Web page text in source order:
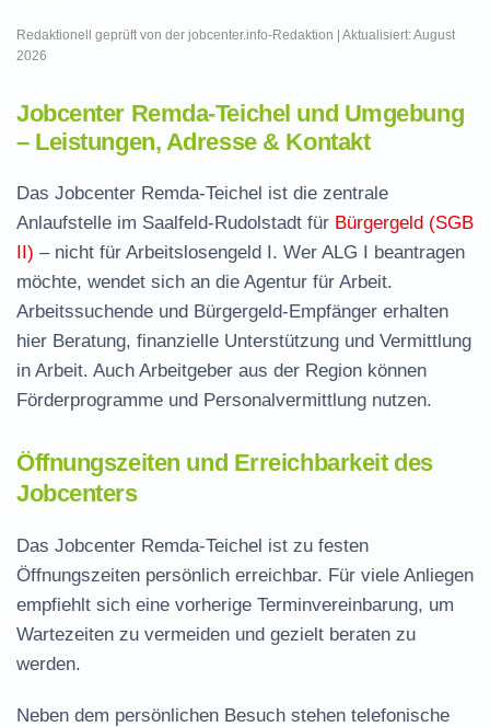
Redaktionell geprüft von der jobcenter.info-Redaktion | Aktualisiert: August
2026
Jobcenter Remda-Teichel und Umgebung
– Leistungen, Adresse & Kontakt
Das Jobcenter Remda-Teichel ist die zentrale
Anlaufstelle im Saalfeld-Rudolstadt für Bürgergeld (SGB
II) – nicht für Arbeitslosengeld I. Wer ALG I beantragen
möchte, wendet sich an die Agentur für Arbeit.
Arbeitssuchende und Bürgergeld-Empfänger erhalten
hier Beratung, finanzielle Unterstützung und Vermittlung
in Arbeit. Auch Arbeitgeber aus der Region können
Förderprogramme und Personalvermittlung nutzen.
Öffnungszeiten und Erreichbarkeit des
Jobcenters
Das Jobcenter Remda-Teichel ist zu festen
Öffnungszeiten persönlich erreichbar. Für viele Anliegen
empfiehlt sich eine vorherige Terminvereinbarung, um
Wartezeiten zu vermeiden und gezielt beraten zu
werden.
Neben dem persönlichen Besuch stehen telefonische